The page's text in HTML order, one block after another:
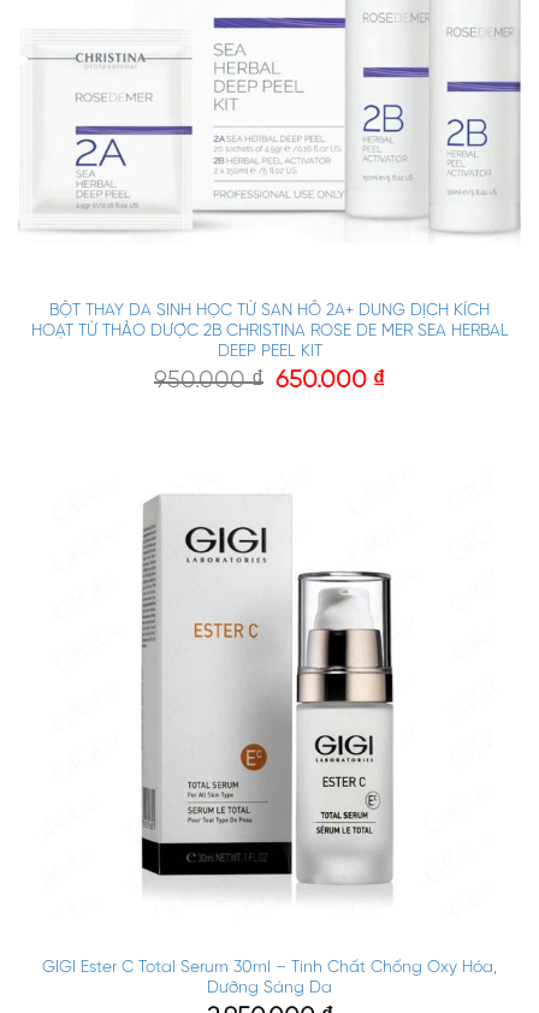
BỘT THAY DA SINH HỌC TỪ SAN HÔ 2A+ DUNG DỊCH KÍCH
HOẠT TỪ THẢO DƯỢC 2B CHRISTINA ROSE DE MER SEA HERBAL
DEEP PEEL KIT
950.000₫ 650.000 ₫
GIGI Ester C Total Serum 30ml – Tinh Chất Chống Oxy Hóa,
Dưỡng Sáng Da